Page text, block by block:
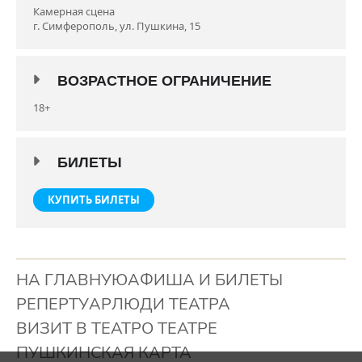
Анастасия Черных.
Возрастное ограничение: 18+
Камерная сцена
г. Симферополь, ул. Пушкина, 15
ВОЗРАСТНОЕ ОГРАНИЧЕНИЕ
18+
БИЛЕТЫ
КУПИТЬ БИЛЕТЫ
НА ГЛАВНУЮАФИША И БИЛЕТЫ
РЕПЕРТУАРЛЮДИ ТЕАТРА
ВИЗИТ В ТЕАТРО ТЕАТРЕ
ПУШКИНСКАЯ КАРТА